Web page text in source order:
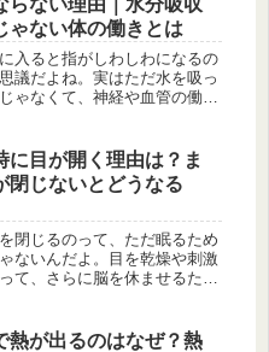
らない理由｜水分吸収
ゃない体の働きとは
入ると指がしわしわになるの
議だよね。実はただ水を吸っ
ゃなくて、神経や血管の働き
すく解説していくよ。
に目が開く理由は？ま
閉じないとどうなる
閉じるのって、ただ眠るため
ないんだよ。目を乾燥や刺激
て、さらに脳を休ませるため
してみてね。
熱が出るのはなぜ？熱